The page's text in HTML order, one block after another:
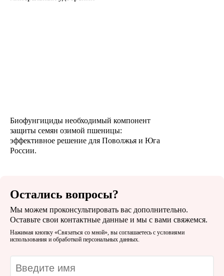
Биофунгициды необходимый компонент
защиты семян озимой пшеницы:
эффективное решение для Поволжья и Юга
России.
Остались вопросы?
Мы можем проконсультировать вас дополнительно.
Оставьте свои контактные данные и мы с вами свяжемся.
Нажимая кнопку «Связаться со мной», вы соглашаетесь с условиями
использования и обработкой персональных данных.